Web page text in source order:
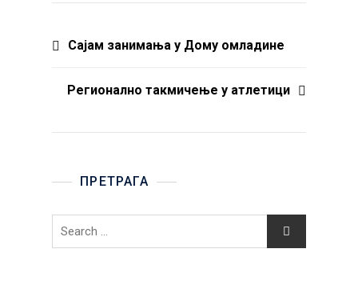
PostСајам занимања у Дому омладине
Регионално такмичење у атлетици
ПРЕТРАГА
Search